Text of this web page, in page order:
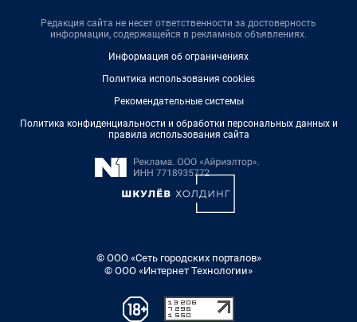
Редакция сайта не несет ответственности за достоверность
информации, содержащейся в рекламных объявлениях.
Информация об ограничениях
Политика использования cookies
Рекомендательные системы
Политика конфиденциальности и обработки персональных данных и
правила использования сайта
© ООО «Сеть городских порталов»
© ООО «Интернет Технологии»